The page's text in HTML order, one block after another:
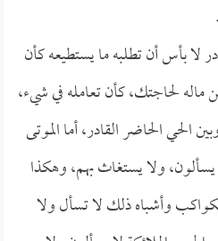
لا بأس أن تطلبه ما يستطيعه كأن
لحاجتك، كأن تعامله في شيء،
الحي الحاضر القادر، أما الموتى
يسألون، ولا يستغاث بهم، وهكذا
وأشباه ذلك لا تسأل ولا